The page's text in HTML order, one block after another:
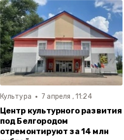
Культура 7 апреля , 11:24
Центр культурного развития
под Белгородом
отремонтируют за 14 млн